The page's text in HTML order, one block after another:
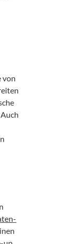
von